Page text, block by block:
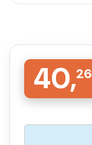
40,26